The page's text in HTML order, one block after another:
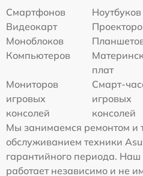
Смартфонов
Ноутбуков
Видеокарт
Моноблоков
Компьютеров
плат
Мониторов
Смарт-
игровых
консолей
игровых
консолей
Мы занимаемся ремонтом и
обслуживанием техники
гарантийного периода.
работает независимо и не